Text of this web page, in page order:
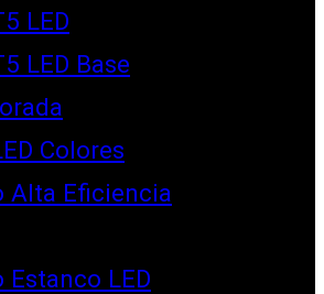
LED
LED Base
Colores
Alta Eficiencia
Estanco LED